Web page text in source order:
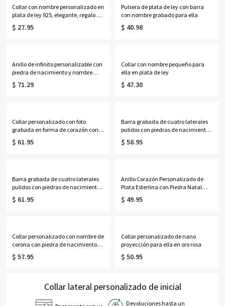
Collar con nombre personalizado en
plata de ley 925, elegante, regalo de
San Valentín, aniversario o
cumpleaños.
$ 27.95
Pulsera de plata de ley con barra
con nombre grabado para ella
$ 40.98
Anillo de infinito personalizable con
piedra de nacimiento y nombre
para ella
$ 71.29
Collar con nombre pequeño para
ella en plata de ley
$ 47.30
Collar personalizado con foto
grabada en forma de corazón con
nombre, regalo para el Día de la
Madre, cumpleaños o aniversario
$ 61.95
Barra grabada de cuatro laterales
pulidos con piedras de nacimiento
en plata de ley
$ 58.95
Barra grabada de cuatro laterales
pulidos con piedras de nacimiento
en oro rosa
$ 61.95
Anillo Corazón Personalizado de
Plata Esterlina con Piedra Natal
Para Ella
$ 49.95
Collar personalizado con nombre de
corona con piedra de nacimiento
en plata
$ 57.95
Collar personalizado de nano
proyección para ella en oro rosa
$ 50.95
Collar lateral personalizado de inicial
Devoluciones hasta un